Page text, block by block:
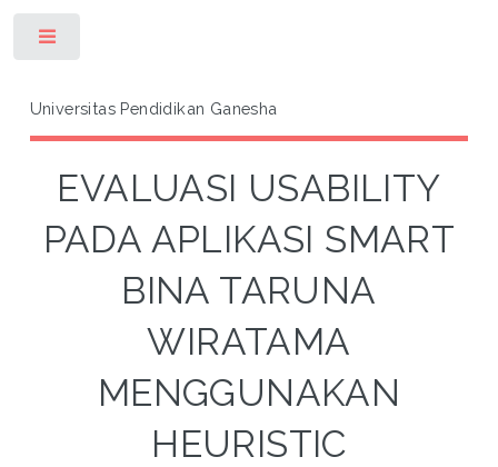
Universitas Pendidikan Ganesha
EVALUASI USABILITY
PADA APLIKASI SMART
BINA TARUNA
WIRATAMA
MENGGUNAKAN
HEURISTIC